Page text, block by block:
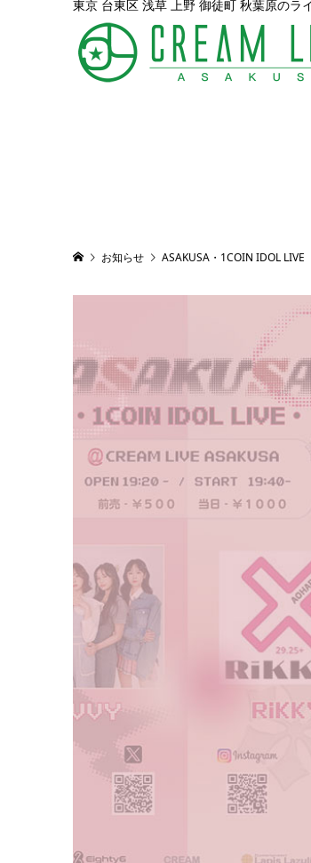
東京 台東区 浅草 上野 御徒町 秋葉原のラ
お知らせ ASAKUSA・1COIN IDOL LIVE